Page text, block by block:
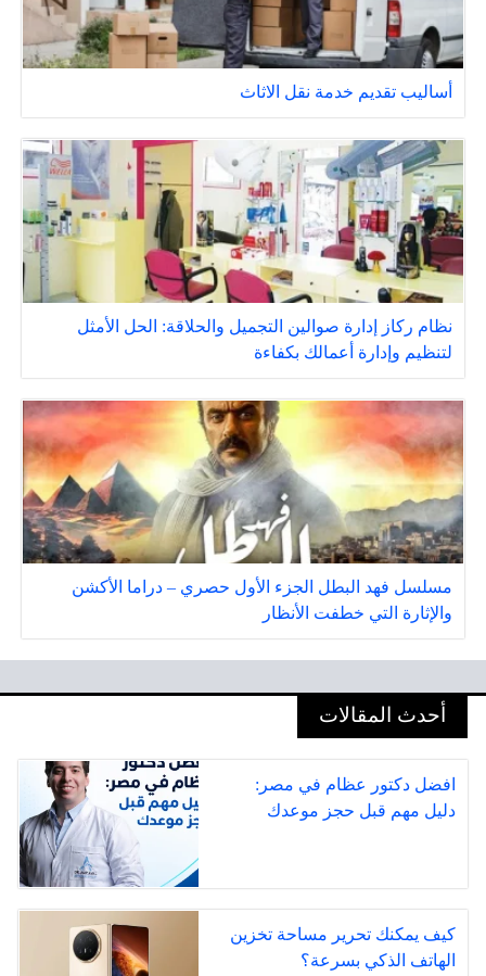
أساليب تقديم خدمة نقل الاثاث
نظام ركاز إدارة صوالين التجميل والحلاقة: الحل الأمثل
لتنظيم وإدارة أعمالك بكفاءة
مسلسل فهد البطل الجزء الأول حصري – دراما الأكشن
والإثارة التي خطفت الأنظار
أحدث المقالات
افضل دكتور عظام في مصر:
دليل مهم قبل حجز موعدك
كيف يمكنك تحرير مساحة تخزين
الهاتف الذكي بسرعة؟